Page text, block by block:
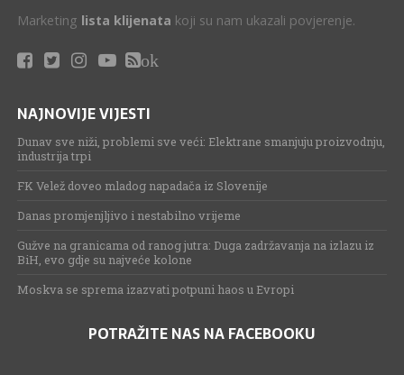
Marketing lista klijenata koji su nam ukazali povjerenje.
ok
NAJNOVIJE VIJESTI
Dunav sve niži, problemi sve veći: Elektrane smanjuju proizvodnju,
industrija trpi
FK Velež doveo mladog napadača iz Slovenije
Danas promjenjljivo i nestabilno vrijeme
Gužve na granicama od ranog jutra: Duga zadržavanja na izlazu iz
BiH, evo gdje su najveće kolone
Moskva se sprema izazvati potpuni haos u Evropi
POTRAŽITE NAS NA FACEBOOKU